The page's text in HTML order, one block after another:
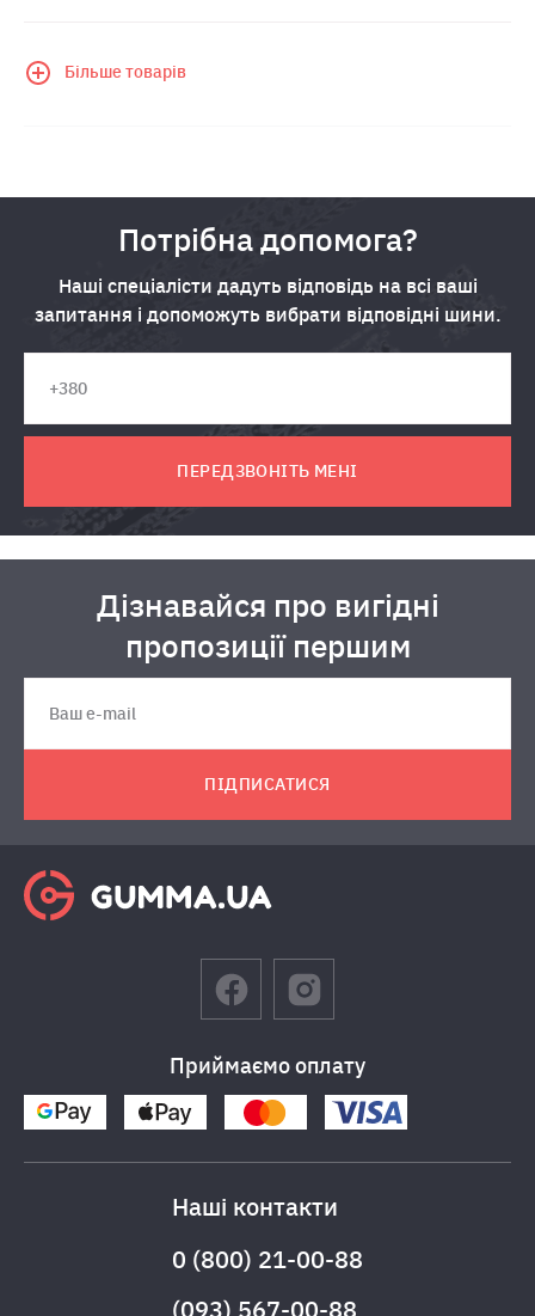
Більше товарів
Потрібна допомога?
Наші спеціалісти дадуть відповідь на всі ваші
запитання і допоможуть вибрати відповідні шини.
ПЕРЕДЗВОНІТЬ МЕНІ
Дізнавайся про вигідні
пропозиції першим
ПІДПИСАТИСЯ
Приймаємо оплату
Наші контакти
0 (800) 21-00-88
(093) 567-00-88